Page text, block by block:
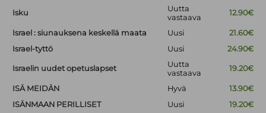
Isku
Uutta
vastaava
12.90€
Israel : siunauksena keskellä maata Uusi
21.60€
Israel-tyttö
Uusi 24.90€
Israelin uudet opetuslapset
Uutta
vastaava
19.20€
ISÄ MEIDÄN Hyvä
13.90€
ISÄNMAAN PERILLISET
Uusi
19.20€